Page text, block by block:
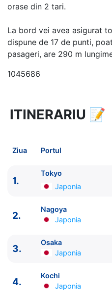
orase din 2 tari.
La bord vei avea asigurat
dispune de 17 de punti,
pasageri, are 290 m
1045686
25 zile vacanta de
Japonia si Coreea de Sud -
Plecare pe 18 Oct 2028
Princess Cruises
ITINERARIU 📝
Ziua Portul
1.
Tokyo
Japonia
2.
Nagoya
Japonia
3.
Osaka
Japonia
4.
Kochi
Japonia